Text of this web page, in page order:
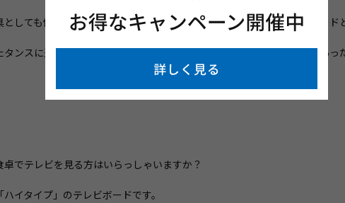
しても使うことができ、部屋の雰囲気作りにも役立つ定番のテレビボード
ンスに近いものなど、さまざまな種類があるので、お部屋の雰囲気にあっ
でテレビを見る方はいらっしゃいますか？
イタイプ」のテレビボードです。